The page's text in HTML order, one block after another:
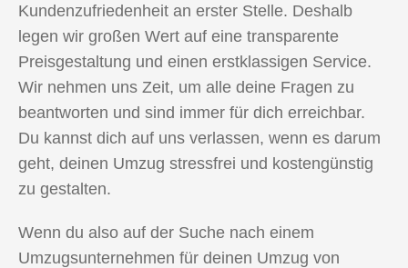
Kundenzufriedenheit an erster Stelle. Deshalb
legen wir großen Wert auf eine transparente
Preisgestaltung und einen erstklassigen Service.
Wir nehmen uns Zeit, um alle deine Fragen zu
beantworten und sind immer für dich erreichbar.
Du kannst dich auf uns verlassen, wenn es darum
geht, deinen Umzug stressfrei und kostengünstig
zu gestalten.
Wenn du also auf der Suche nach einem
Umzugsunternehmen für deinen Umzug von